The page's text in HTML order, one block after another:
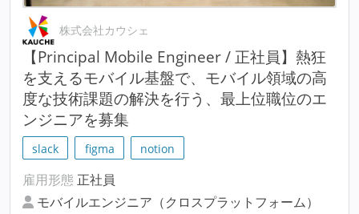
株式会社カウシェ
【Principal Mobile Engineer / 正社員】熱狂
を支えるモバイル基盤で、モバイル領域の高
度な技術課題の解決を行う、最上位職位のエ
ンジニアを募集
slack figma notion
雇用形態 正社員
モバイルエンジニア（クロスプラットフォーム）